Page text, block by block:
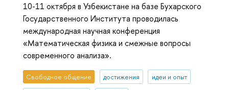
10-11 октября в Узбекистане на базе Бухарского
Государственного Института проводилась
международная научная конференция
«Математическая физика и смежные вопросы
современного анализа».
Свободное общение достижения идеи и опыт